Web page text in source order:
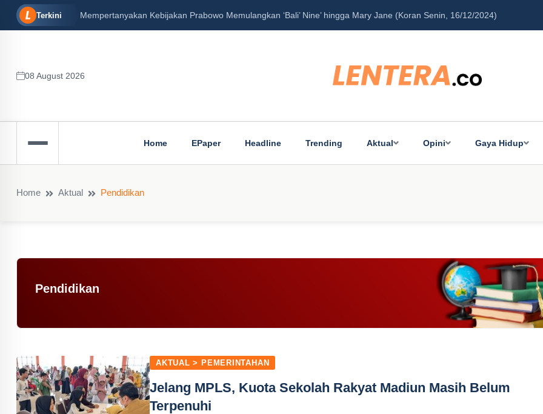
Terkini Mempertanyakan Kebijakan Prabowo Memulangkan ‘Bali’ Nine’ hingga Mary Jane (Koran Senin, 16/12/2024)
08 August 2026
Home EPaper Headline Trending Aktual Opini Gaya Hidup
Home Aktual Pendidikan
Pendidikan
AKTUAL > PEMERINTAHAN
Jelang MPLS, Kuota Sekolah Rakyat Madiun Masih Belum
Terpenuhi